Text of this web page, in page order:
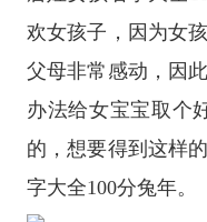
欢女孩子，因为女
父母非常感动，因
办法给女宝宝取个
的，想要得到这样
字大全100分兔年。